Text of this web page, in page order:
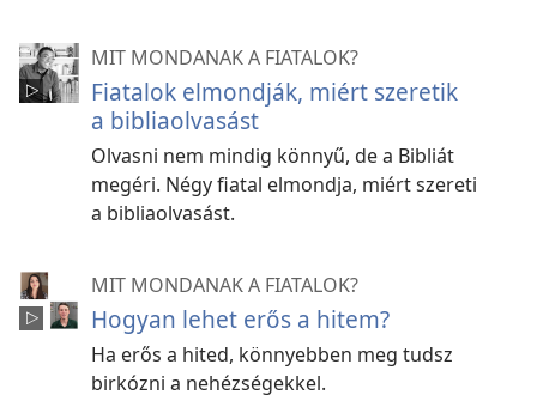
MIT MONDANAK A FIATALOK?
Fiatalok elmondják, miért szeretik
a bibliaolvasást
Olvasni nem mindig könnyű, de a Bibliát
megéri. Négy fiatal elmondja, miért szereti
a bibliaolvasást.
MIT MONDANAK A FIATALOK?
Hogyan lehet erős a hitem?
Ha erős a hited, könnyebben meg tudsz
birkózni a nehézségekkel.